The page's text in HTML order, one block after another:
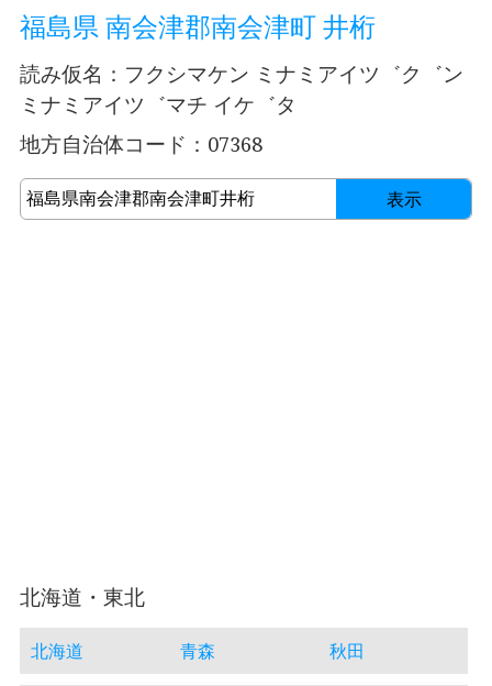
福島県 南会津郡南会津町 井桁
読み仮名：フクシマケン ミナミアイツ゛ク゛ン
ミナミアイツ゛マチ イケ゛タ
地方自治体コード：07368
表示
北海道・東北
北海道 青森 秋田